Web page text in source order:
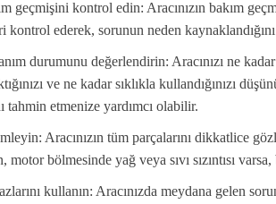
geçmişini kontrol edin: Aracınızın bakım
kontrol ederek, sorunun neden
durumunu değerlendirin: Aracınızı ne
ve ne kadar sıklıkla kullandığınızı
tahmin etmenize yardımcı olabilir.
Aracınızın tüm parçalarını dikkatlice
motor bölmesinde yağ veya sıvı sızıntısı varsa,
kullanın: Aracınızda meydana gelen